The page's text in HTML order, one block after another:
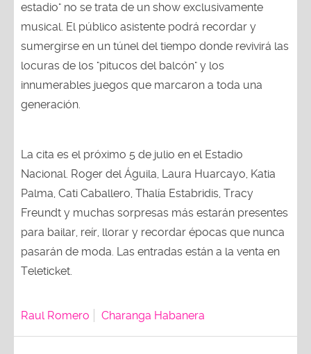
estadio" no se trata de un show exclusivamente
musical. El público asistente podrá recordar y
sumergirse en un túnel del tiempo donde revivirá las
locuras de los "pitucos del balcón" y los
innumerables juegos que marcaron a toda una
generación.
La cita es el próximo 5 de julio en el Estadio
Nacional. Roger del Águila, Laura Huarcayo, Katia
Palma, Cati Caballero, Thalía Estabridis, Tracy
Freundt y muchas sorpresas más estarán presentes
para bailar, reír, llorar y recordar épocas que nunca
pasarán de moda. Las entradas están a la venta en
Teleticket.
Raul Romero Charanga Habanera